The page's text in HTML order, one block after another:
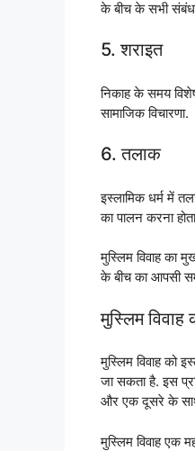
के बीच के सभी संबंध
5. शराइत
निकाह के समय
सामाजिक विचारणा.
6. तलाक
इस्लामिक धर्म में
का पालन करना
मुस्लिम विवाह का
के बीच का आपसी
मुस्लिम विवाह
मुस्लिम विवाह को
जा सकता है. इस
और एक दूसरे के
मुस्लिम विवाह एक